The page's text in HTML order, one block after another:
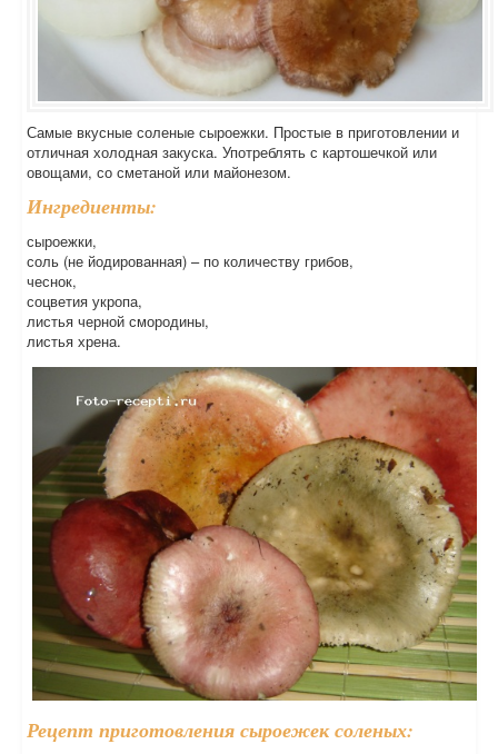
Самые вкусные соленые сыроежки. Простые в приготовлении и
отличная холодная закуска. Употреблять с картошечкой или
овощами, со сметаной или майонезом.
Ингредиенты:
сыроежки,
соль (не йодированная) – по количеству грибов,
чеснок,
соцветия укропа,
листья черной смородины,
листья хрена.
Рецепт приготовления сыроежек соленых: